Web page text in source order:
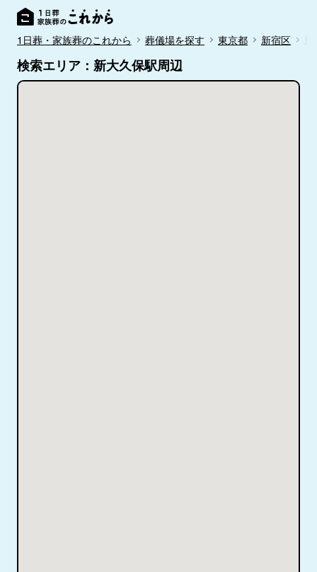
1日葬・家族葬のこれから 葬儀場を探す 東京都 新宿区
検索エリア：新大久保駅周辺